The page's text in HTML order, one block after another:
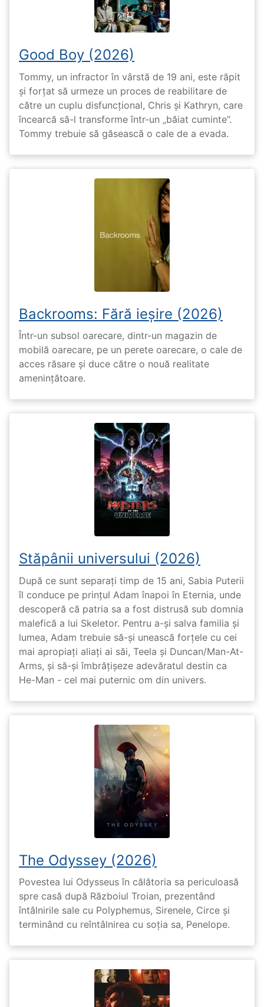
Good Boy (2026)
Tommy, un infractor în vârstă de 19 ani, este răpit
și forțat să urmeze un proces de reabilitare de
către un cuplu disfuncțional, Chris și Kathryn, care
încearcă să-l transforme într-un „băiat cuminte”.
Tommy trebuie să găsească o cale de a evada.
Backrooms: Fără ieșire (2026)
Într-un subsol oarecare, dintr-un magazin de
mobilă oarecare, pe un perete oarecare, o cale de
acces răsare și duce către o nouă realitate
amenințătoare.
Stăpânii universului (2026)
După ce sunt separați timp de 15 ani, Sabia Puterii
îl conduce pe prințul Adam înapoi în Eternia, unde
descoperă că patria sa a fost distrusă sub domnia
malefică a lui Skeletor. Pentru a-și salva familia și
lumea, Adam trebuie să-și unească forțele cu cei
mai apropiați aliați ai săi, Teela și Duncan/Man-At-
Arms, și să-și îmbrățișeze adevăratul destin ca
He-Man - cel mai puternic om din univers.
The Odyssey (2026)
Povestea lui Odysseus în călătoria sa periculoasă
spre casă după Războiul Troian, prezentând
întâlnirile sale cu Polyphemus, Sirenele, Circe și
terminând cu reîntâlnirea cu soția sa, Penelope.